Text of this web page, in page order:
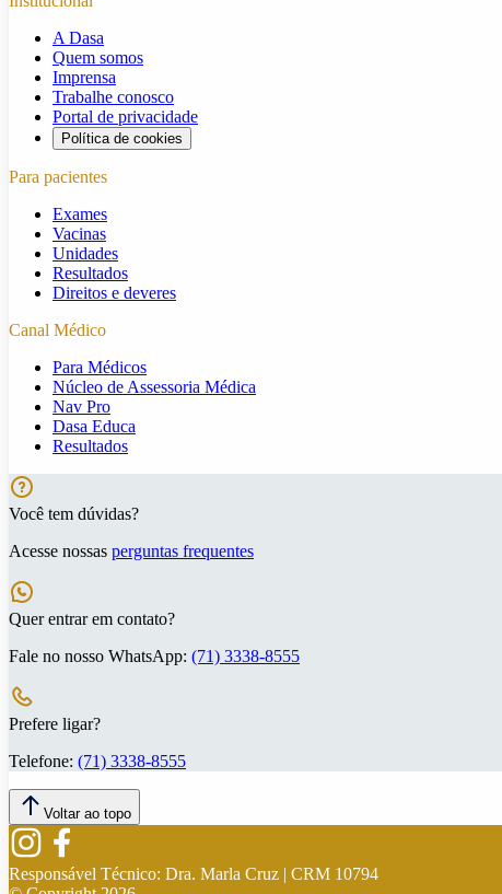
A Dasa
Quem somos
Imprensa
Trabalhe conosco
Portal de privacidade
Política de cookies
Para pacientes
Exames
Vacinas
Unidades
Resultados
Direitos e deveres
Canal Médico
Para Médicos
Núcleo de Assessoria Médica
Nav Pro
Dasa Educa
Resultados
Você tem dúvidas?
Acesse nossas perguntas frequentes
Quer entrar em contato?
Fale no nosso WhatsApp: (71) 3338-8555
Prefere ligar?
Telefone: (71) 3338-8555
Voltar ao topo
Responsável Técnico: Dra. Marla Cruz | CRM 10794